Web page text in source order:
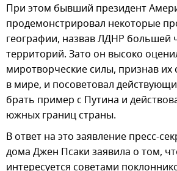
При этом бывший президент
продемонстрировал некоторые
географии, назвав ЛДНР большей
территорий. Зато он высоко
миротворческие силы, признав
в мире, и посоветовал
брать пример с Путина и
южных границ страны.
В ответ на это заявление пресс-
дома Джен Псаки заявила о том,
интересуется советами